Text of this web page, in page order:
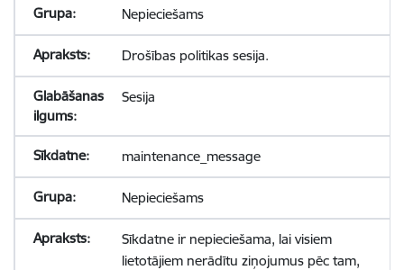
Nepieciešams
Drošības politikas sesija.
Sesija
maintenance_message
Nepieciešams
Sīkdatne ir nepieciešama, lai visiem
lietotājiem nerādītu ziņojumus pēc tam,